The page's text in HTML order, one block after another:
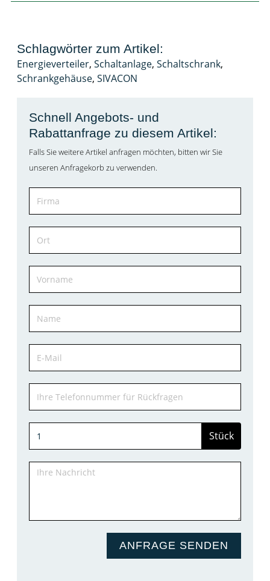
Schlagwörter zum Artikel:
Energieverteiler, Schaltanlage, Schaltschrank,
Schrankgehäuse, SIVACON
Schnell Angebots- und
Rabattanfrage zu diesem Artikel:
Falls Sie weitere Artikel anfragen möchten, bitten wir Sie
unseren Anfragekorb zu verwenden.
Stück
ANFRAGE SENDEN